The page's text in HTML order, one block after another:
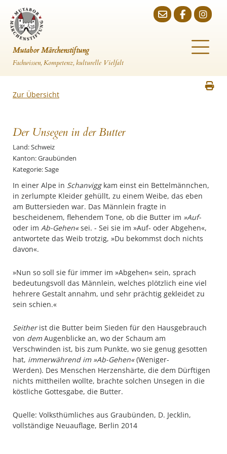
Mutabor Märchenstiftung
Fachwissen, Kompetenz, kulturelle Vielfalt
Zur Übersicht
Der Unsegen in der Butter
Land: Schweiz
Kanton: Graubünden
Kategorie: Sage
In einer Alpe in Schanvigg kam einst ein Bettelmännchen,
in zerlumpte Kleider gehüllt, zu einem Weibe, das eben
am Buttersieden war. Das Männlein fragte in
bescheidenem, flehendem Tone, ob die Butter im »Auf-
oder im Ab-Gehen«sei. - Sei sie im »Auf- oder Abgehen«,
ant­wortete das Weib trotzig, »Du bekommst doch nichts
davon«.
»Nun so soll sie für immer im »Abgehen« sein, sprach
bedeutungsvoll das Männlein, welches plötzlich eine viel
hehrere Gestalt annahm, und sehr prächtig gekleidet zu
sein schien.«
Seitherist die Butter beim Sieden für den Hausgebrauch
von demAu­genblicke an, wo der Schaum am
Verschwinden ist, bis zum Punkte, wo sie genug gesotten
hat, immerwährend im »Ab-Gehen«(Weniger-
Werden). Des Menschen Herzenshärte, die dem Dürftigen
nichts mittheilen wollte, brachte solchen Unsegen in die
köstliche Gottesgabe, die Butter.
Quelle: Volksthümliches aus Graubünden, D. Jecklin,
vollständige Neuauflage, Berlin 2014